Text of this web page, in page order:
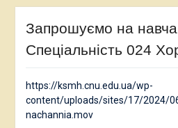
Запрошуємо на
Спеціальність 024
https://ksmh.cnu.edu.ua/wp-
content/uploads/sites/17/2024/
nachannia.mov